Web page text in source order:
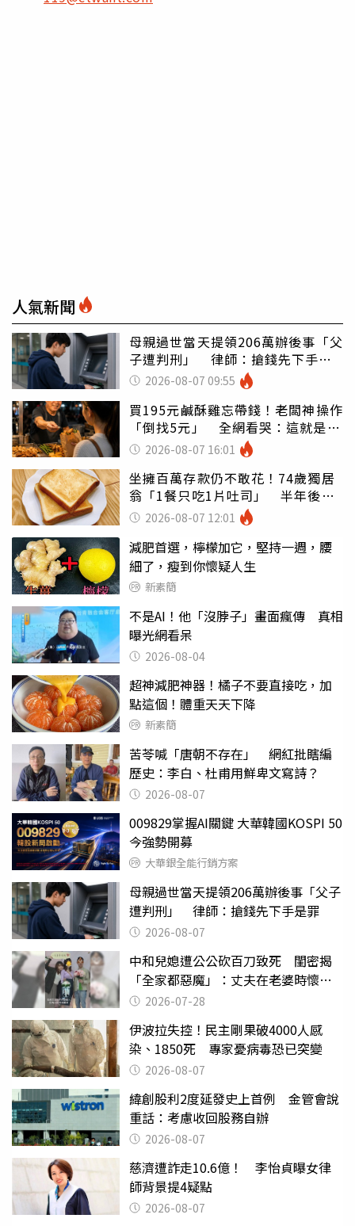
人氣新聞
母親過世當天提領206萬辦後事「父
子遭判刑」 律師：搶錢先下手是
罪 2026-08-07 09:55
買195元鹹酥雞忘帶錢！老闆神操作
「倒找5元」 全網看哭：這就是台
灣 2026-08-07 16:01
坐擁百萬存款仍不敢花！74歲獨居
翁「1餐只吃1片吐司」 半年後暴
瘦嚇壞女兒
2026-08-07 12:01
減肥首選，檸檬加它，堅持一週，腰
細了，瘦到你懷疑人生
新素簡
不是AI！他「沒脖子」畫面瘋傳 真相
曝光網看呆
2026-08-04
超神減肥神器！橘子不要直接吃，加
點這個！體重天天下降
新素簡
苦苓喊「唐朝不存在」 網紅批瞎編
歷史：李白、杜甫用鮮卑文寫詩？
2026-08-07
009829掌握AI關鍵 大華韓國KOSPI 50
今強勢開募
大華銀全能行銷方案
母親過世當天提領206萬辦後事「父子
遭判刑」 律師：搶錢先下手是罪
2026-08-07
中和兒媳遭公公砍百刀致死 閨密揭
「全家都惡魔」：丈夫在老婆時懷孕
摔東西
2026-07-28
伊波拉失控！民主剛果破4000人感
染、1850死 專家憂病毒恐已突變
2026-08-07
緯創股利2度延發史上首例 金管會說
重話：考慮收回股務自辦
2026-08-07
慈濟遭詐走10.6億！ 李怡貞曝女律
師背景提4疑點
2026-08-07